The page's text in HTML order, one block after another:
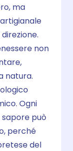
ma
non
natura.
Ogni
può
perché
del